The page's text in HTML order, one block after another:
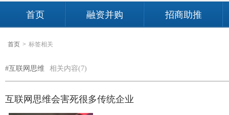
首页 融资并购 招商助推
首页 > 标签相关
#互联网思维 相关内容(7)
互联网思维会害死很多传统企业